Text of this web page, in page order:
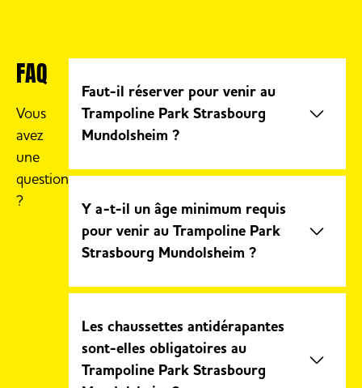
FAQ
Vous
avez
une
question
?
Faut-il réserver pour venir au
Trampoline Park Strasbourg
Mundolsheim ?
La réservation n’est pas obligatoire,
mais il est fortement conseillé de
réserver à l’avanceafin d’êtregaranti
d’obtenir des places le jour de votre
forte affluence
Y a-t-il un âge minimum requis
pour venir au Trampoline Park
Strasbourg Mundolsheim ?
Oui, le parc est accessible à partir de 3
ans. Certaines zones disposent de limites
d’âge spécifiques définies pour des
raisons de sécurité. Le parc accueille
Les chaussettes antidérapantes
sont-elles obligatoires au
Trampoline Park Strasbourg